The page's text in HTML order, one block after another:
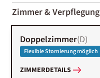
Zimmer & Verpflegung
Doppelzimmer(D)
Flexible Stornierung möglich
ZIMMERDETAILS